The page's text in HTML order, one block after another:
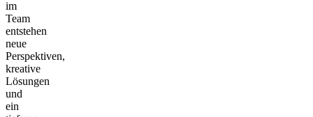
im
Team
entstehen
neue
Perspektiven,
kreative
Lösungen
und
ein